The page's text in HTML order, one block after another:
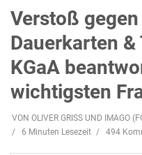
Verstoß
Dauerkarten
KGaA
wichtigsten
VON OLIVER GRISS UND IMAGO
6 Minuten Lesezeit
494